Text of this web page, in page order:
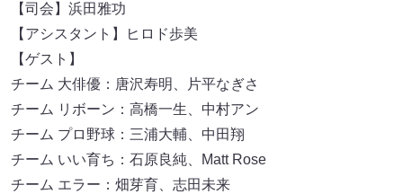
【司会】浜田雅功
【アシスタント】ヒロド歩美
【ゲスト】
チーム 大俳優：唐沢寿明、片平なぎさ
チーム リボーン：高橋一生、中村アン
チーム プロ野球：三浦大輔、中田翔
チーム いい育ち：石原良純、Matt Rose
チーム エラー：畑芽育、志田未来